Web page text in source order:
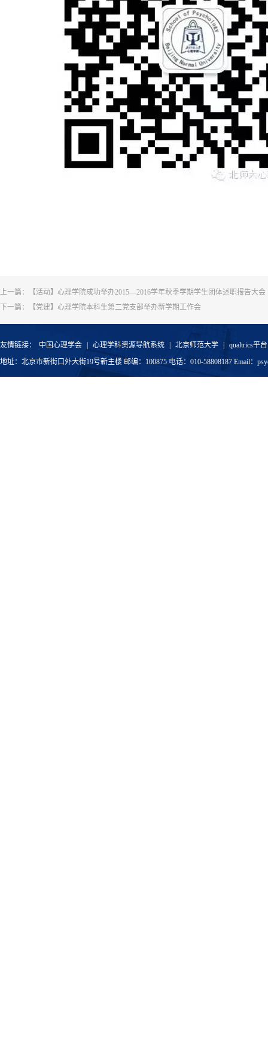
上一篇：
【活动】心理学院成功举办2015—2016学年秋季学期学生团体述职报告大会
下一篇：
【党建】心理学院本科生第二党支部举办新学期工作会
友情链接： 中国心理学会 心理学科资源导航系统 北京师范大学
qualtrics平台
地址：北京市新街口外大街19号新主楼 邮编：100875 电话：010-58808187 Email：